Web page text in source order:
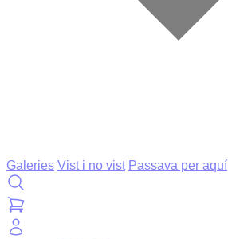
Galeries Vist i no vist Passava per aquí